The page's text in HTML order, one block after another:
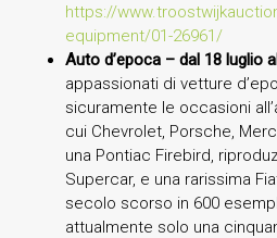
https://
equipment/01-26961/
Auto d’epoca – dal 18 luglio
appassionati di vetture
sicuramente le occasioni
cui Chevrolet, Porsche,
una Pontiac Firebird,
Supercar, e una rarissima
secolo scorso in 600
attualmente solo una